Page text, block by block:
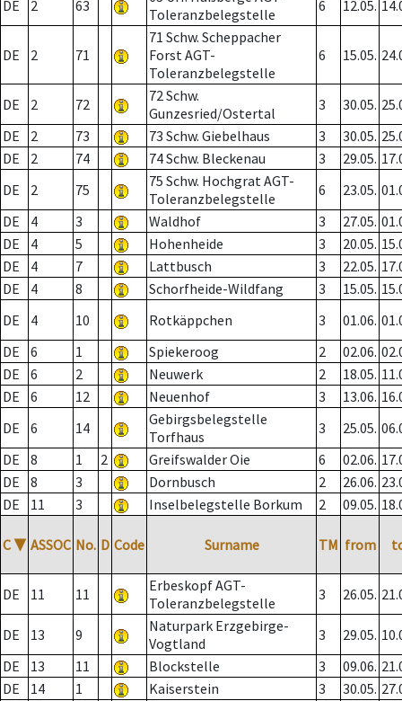
DE 2 63
Toleranzbelegstelle
6 12.05.
DE 2 71
71 Schw. Scheppacher
Forst AGT-
Toleranzbelegstelle
6 15.05.
DE 2 72
72 Schw.
Gunzesried/Ostertal
3 30.05.
DE
2 73 73 Schw. Giebelhaus 3 30.05.
DE
2 74 74 Schw. Bleckenau 3 29.05.
DE
2 75
75 Schw. Hochgrat AGT-
Toleranzbelegstelle
6 23.05.
DE
4 3 Waldhof 3 27.05.
DE
4 5 Hohenheide 3 20.05.
DE
4 7 Lattbusch 3 22.05.
DE
4 8 Schorfheide-Wildfang 3 15.05.
DE
4 10 Rotkäppchen 3 01.06.
DE
6 1 Spiekeroog 2 02.06.
DE
6 2 Neuwerk 2 18.05.
DE
6 12 Neuenhof 3 13.06.
DE
6 14
Gebirgsbelegstelle
Torfhaus
3 25.05.
DE
8 1 2 Greifswalder Oie 6 02.06.
DE
8 3 Dornbusch 2 26.06.
DE
11 3 Inselbelegstelle Borkum 2 09.05.
C ▼ ASSOC No. D Code Surname TM from
DE 11 11
Erbeskopf AGT-
Toleranzbelegstelle
3 26.05.
DE 13 9
Naturpark Erzgebirge-
Vogtland
3 29.05.
DE
13 11 Blockstelle 3 09.06.
DE
14 1 Kaiserstein 3 30.05.